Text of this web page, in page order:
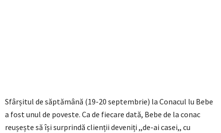
Sfârșitul de săptămână (19-20 septembrie) la Conacul lu Bebe
a fost unul de poveste. Ca de fiecare dată, Bebe de la conac
reușește să își surprindă clienții deveniți ,,de-ai casei,, cu